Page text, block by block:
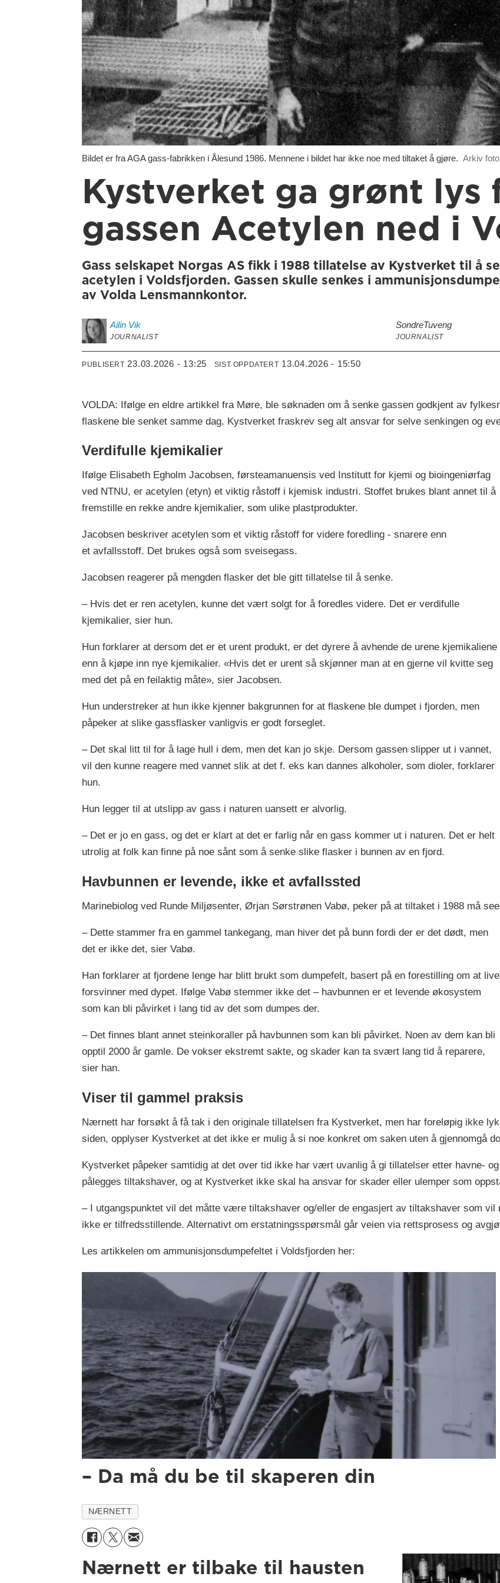
Bildet er fra AGA gass-fabrikken i Ålesund 1986. Mennene i bildet har ikke noe med tiltaket å gjøre. Arkiv
Kystverket ga grønt lys
gassen Acetylen ned i
Gass selskapet Norgas AS fikk i 1988 tillatelse av Kystverket til å
acetylen i Voldsfjorden. Gassen skulle senkes i
av Volda Lensmannkontor.
Ailin Vik
JOURNALIST
SondreTuveng
JOURNALIST
PUBLISERT 23.03.2026 - 13:25 SIST OPPDATERT 13.04.2026 - 15:50
VOLDA: Ifølge en eldre artikkel fra Møre, ble søknaden om å senke gassen godkjent av
flaskene ble senket samme dag. Kystverket fraskrev seg alt ansvar for selve senkingen og
Verdifulle kjemikalier
Ifølge Elisabeth Egholm Jacobsen, førsteamanuensis ved Institutt for kjemi og bioingeniørfag
ved NTNU, er acetylen (etyn) et viktig råstoff i kjemisk industri. Stoffet brukes blant annet til å
fremstille en rekke andre kjemikalier, som ulike plastprodukter.
Jacobsen beskriver acetylen som et viktig råstoff for videre foredling - snarere enn
et avfallsstoff. Det brukes også som sveisegass.
Jacobsen reagerer på mengden flasker det ble gitt tillatelse til å senke.
– Hvis det er ren acetylen, kunne det vært solgt for å foredles videre. Det er verdifulle
kjemikalier, sier hun.
Hun forklarer at dersom det er et urent produkt, er det dyrere å avhende de urene kjemikaliene
enn å kjøpe inn nye kjemikalier. «Hvis det er urent så skjønner man at en gjerne vil kvitte seg
med det på en feilaktig måte», sier Jacobsen.
Hun understreker at hun ikke kjenner bakgrunnen for at flaskene ble dumpet i fjorden, men
påpeker at slike gassflasker vanligvis er godt forseglet.
– Det skal litt til for å lage hull i dem, men det kan jo skje. Dersom gassen slipper ut i vannet,
vil den kunne reagere med vannet slik at det f. eks kan dannes alkoholer, som dioler, forklarer
hun.
Hun legger til at utslipp av gass i naturen uansett er alvorlig.
– Det er jo en gass, og det er klart at det er farlig når en gass kommer ut i naturen. Det er helt
utrolig at folk kan finne på noe sånt som å senke slike flasker i bunnen av en fjord.
Havbunnen er levende, ikke et avfallssted
Marinebiolog ved Runde Miljøsenter, Ørjan Sørstrønen Vabø, peker på at tiltaket i 1988 må
– Dette stammer fra en gammel tankegang, man hiver det på bunn fordi der er det dødt, men
det er ikke det, sier Vabø.
Han forklarer at fjordene lenge har blitt brukt som dumpefelt, basert på en forestilling om at
forsvinner med dypet. Ifølge Vabø stemmer ikke det – havbunnen er et levende økosystem
som kan bli påvirket i lang tid av det som dumpes der.
– Det finnes blant annet steinkoraller på havbunnen som kan bli påvirket. Noen av dem kan bli
opptil 2000 år gamle. De vokser ekstremt sakte, og skader kan ta svært lang tid å reparere,
sier han.
Viser til gammel praksis
Nærnett har forsøkt å få tak i den originale tillatelsen fra Kystverket, men har foreløpig ikke
siden, opplyser Kystverket at det ikke er mulig å si noe konkret om saken uten å gjennomgå
Kystverket påpeker samtidig at det over tid ikke har vært uvanlig å gi tillatelser etter havne-
pålegges tiltakshaver, og at Kystverket ikke skal ha ansvar for skader eller ulemper som
– I utgangspunktet vil det måtte være tiltakshaver og/eller de engasjert av tiltakshaver som
ikke er tilfredsstillende. Alternativt om erstatningsspørsmål går veien via rettsprosess og
Les artikkelen om ammunisjonsdumpefeltet i Voldsfjorden her:
– Da må du be til skaperen din
NÆRNETT
Nærnett er tilbake til hausten